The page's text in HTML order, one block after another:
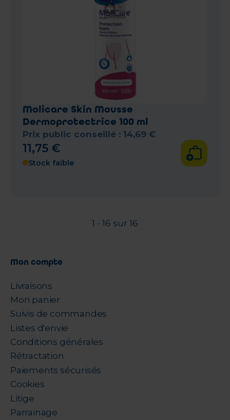
Molicare Skin Mousse
Dermoprotectrice 100 ml
Prix public conseillé : 14,69 €
11,75 €
Stock faible
1 - 16 sur 16
Mon compte
Livraisons
Mon panier
Suivis de commandes
Listes d'envie
Conditions générales
Rétractation
Paiements sécurisés
Cookies
Litige
Parrainage